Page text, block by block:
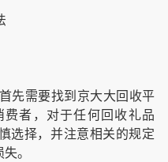
需要找到京大大回收平
者，对于任何回收礼品
选择，并注意相关的规定
。